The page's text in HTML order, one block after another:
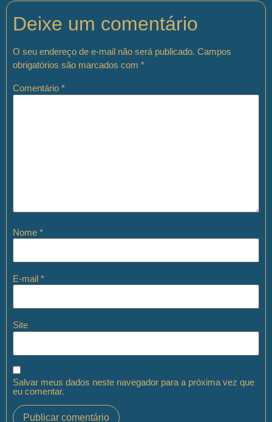
Deixe um comentário
O seu endereço de e-mail não será publicado. Campos
obrigatórios são marcados com *
Comentário *
Nome *
E-mail *
Site
Salvar meus dados neste navegador para a próxima vez que
eu comentar.